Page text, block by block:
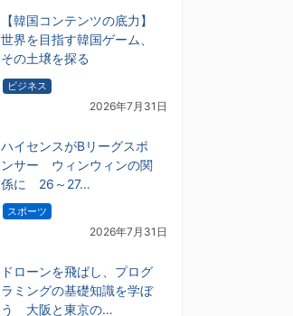
【韓国コンテンツの底力】
世界を目指す韓国ゲーム、
その土壌を探る
ビジネス
2026年7月31日
ハイセンスがBリーグスポ
ンサー ウィンウィンの関
係に 26～27…
スポーツ
2026年7月31日
ドローンを飛ばし、プログ
ラミングの基礎知識を学ぼ
う 大阪と東京の…